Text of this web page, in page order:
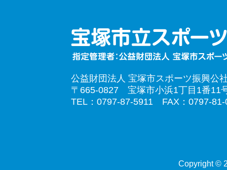
公益財団法人 宝塚市スポーツ振興公
〒665-0827 宝塚市小浜1丁目1番11
TEL：0797-87-5911 FAX：0797-81-
Copyright ©